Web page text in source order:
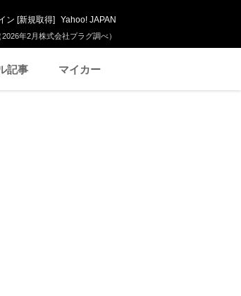
年2月株式会社プラグ調べ）
ン [新規取得] Yahoo! JAPAN
記事 マイカー